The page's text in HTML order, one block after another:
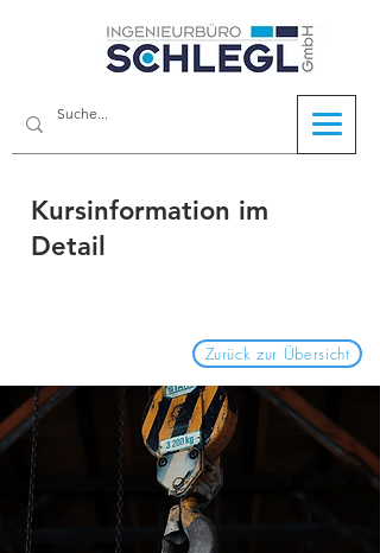
Kursinformation im
Detail
Zurück zur Übersicht